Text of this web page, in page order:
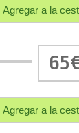
Agregar a la
Agregar a la